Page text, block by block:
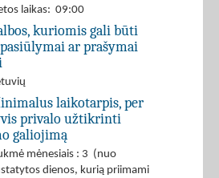
laikas: 09:00
kuriomis gali būti
ar prašymai
laikotarpis, per
privalo užtikrinti
galiojimą
mėnesiais : 3 (nuo
dienos, kurią priimami